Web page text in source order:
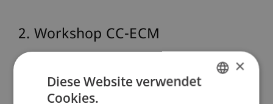
2. Workshop CC-ECM
Veranstaltungsdetails
×
Diese Website verwendet
Cookies.